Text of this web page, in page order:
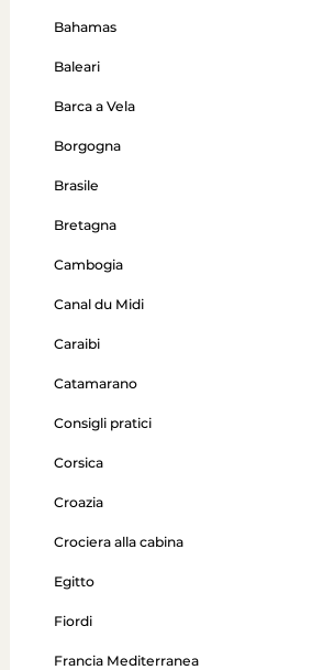
Bahamas
Baleari
Barca a Vela
Borgogna
Brasile
Bretagna
Cambogia
Canal du Midi
Caraibi
Catamarano
Consigli pratici
Corsica
Croazia
Crociera alla cabina
Egitto
Fiordi
Francia Mediterranea